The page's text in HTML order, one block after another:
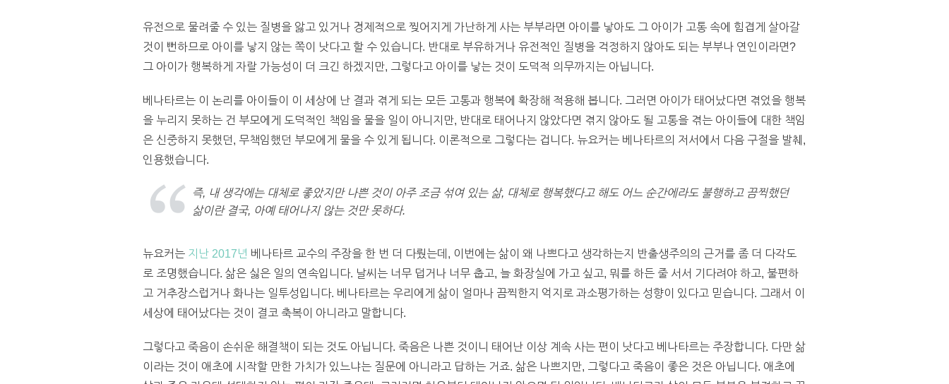
유전으로 물려줄 수 있는 질병을 앓고 있거나 경제적으로 찢어지게 가난하게 사는 부부라면 아이를 낳아도 그 아이가 고통 속에 힘겹게 살아갈
것이 뻔하므로 아이를 낳지 않는 쪽이 낫다고 할 수 있습니다. 반대로 부유하거나 유전적인 질병을 걱정하지 않아도 되는 부부나 연인이라면?
그 아이가 행복하게 자랄 가능성이 더 크긴 하겠지만, 그렇다고 아이를 낳는 것이 도덕적 의무까지는 아닙니다.
베나타르는 이 논리를 아이들이 이 세상에 난 결과 겪게 되는 모든 고통과 행복에 확장해 적용해 봅니다. 그러면 아이가 태어났다면 겪었을 행복
을 누리지 못하는 건 부모에게 도덕적인 책임을 물을 일이 아니지만, 반대로 태어나지 않았다면 겪지 않아도 될 고통을 겪는 아이들에 대한 책임
은 신중하지 못했던, 무책임했던 부모에게 물을 수 있게 됩니다. 이론적으로 그렇다는 겁니다. 뉴요커는 베나타르의 저서에서 다음 구절을 발췌,
인용했습니다.
즉, 내 생각에는 대체로 좋았지만 나쁜 것이 아주 조금 섞여 있는 삶, 대체로 행복했다고 해도 어느 순간에라도 불행하고 끔찍했던
삶이란 결국, 아예 태어나지 않는 것만 못하다.
뉴요커는 지난 2017년 베나타르 교수의 주장을 한 번 더 다뤘는데, 이번에는 삶이 왜 나쁘다고 생각하는지 반출생주의의 근거를 좀 더 다각도
로 조명했습니다. 삶은 싫은 일의 연속입니다. 날씨는 너무 덥거나 너무 춥고, 늘 화장실에 가고 싶고, 뭐를 하든 줄 서서 기다려야 하고, 불편하
고 거추장스럽거나 화나는 일투성입니다. 베나타르는 우리에게 삶이 얼마나 끔찍한지 억지로 과소평가하는 성향이 있다고 믿습니다. 그래서 이
세상에 태어났다는 것이 결코 축복이 아니라고 말합니다.
그렇다고 죽음이 손쉬운 해결책이 되는 것도 아닙니다. 죽음은 나쁜 것이니 태어난 이상 계속 사는 편이 낫다고 베나타르는 주장합니다. 다만 삶
이라는 것이 애초에 시작할 만한 가치가 있느냐는 질문에 아니라고 답하는 거죠. 삶은 나쁘지만, 그렇다고 죽음이 좋은 것은 아닙니다. 애초에